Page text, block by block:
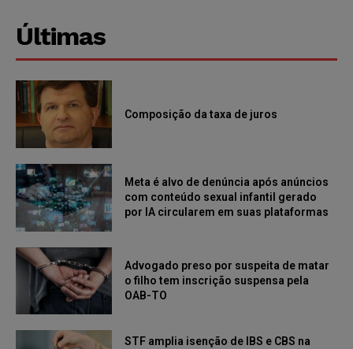
Últimas
Composição da taxa de juros
Meta é alvo de denúncia após anúncios
com conteúdo sexual infantil gerado
por IA circularem em suas plataformas
Advogado preso por suspeita de matar
o filho tem inscrição suspensa pela
OAB-TO
STF amplia isenção de IBS e CBS na